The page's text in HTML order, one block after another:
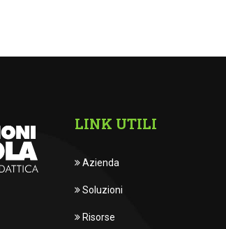
LINK UTILI
Azienda
Soluzioni
Risorse